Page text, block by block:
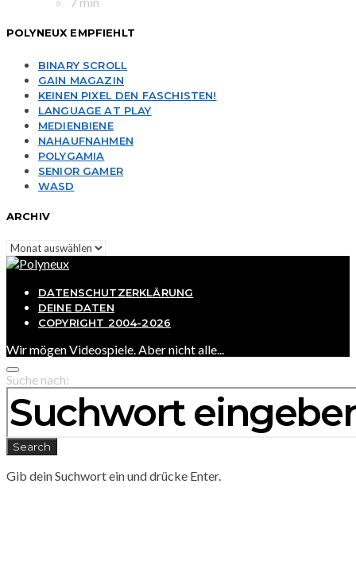
POLYNEUX EMPFIEHLT
BINARY SCROLL
GAIN MAGAZIN
KEINEN PIXEL DEN FASCHISTEN!
LANGUAGE AT PLAY
MEDIENBIENE
NAHAUFNAHMEN
POLYGAMIA
SENIOR GAMER
WASD
ARCHIV
Archiv
DATENSCHUTZERKLÄRUNG
DEINE DATEN
COPYRIGHT 2004-2026
Wir mögen Videospiele. Aber nicht alle...
Suche nach:
Search
Gib dein Suchwort ein und drücke Enter.